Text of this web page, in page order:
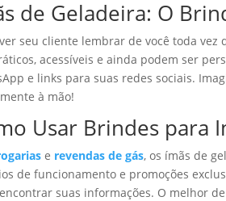
de Geladeira: O
seu cliente lembrar de você toda vez
acessíveis e ainda podem ser
e links para suas redes sociais.
à mão!
Usar Brindes para
e revendas de gás, os ímãs de
de funcionamento e promoções
suas informações. O melhor